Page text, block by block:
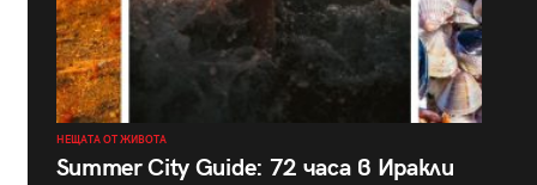
НЕЩАТА ОТ ЖИВОТА
Summer City Guide: 72 часа в Иракли